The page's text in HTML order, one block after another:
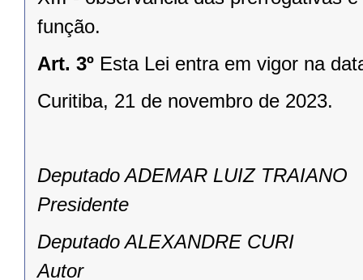
função.
Art. 3º Esta Lei entra em vigor na
Curitiba, 21 de novembro de 2023.
Deputado ADEMAR LUIZ TRAIANO
Presidente
Deputado ALEXANDRE CURI
Autor